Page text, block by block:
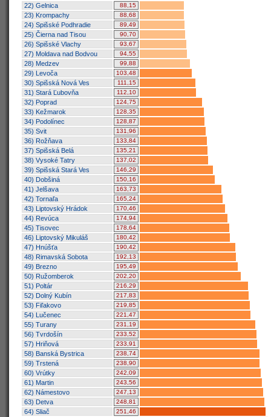
22) Gelnica 88,15
23) Krompachy 88,68
24) Spišské Podhradie 89,49
25) Čierna nad Tisou 90,70
26) Spišské Vlachy 93,67
27) Moldava nad Bodvou 94,55
28) Medzev 99,88
29) Levoča 103,48
30) Spišská Nová Ves 111,15
31) Stará Ľubovňa 112,10
32) Poprad 124,75
33) Kežmarok 128,35
34) Podolínec 128,87
35) Svit 131,96
36) Rožňava 133,84
37) Spišská Belá 135,21
38) Vysoké Tatry 137,02
39) Spišská Stará Ves 146,29
40) Dobšiná 150,16
41) Jelšava 163,73
42) Tornaľa 165,24
43) Liptovský Hrádok 170,46
44) Revúca 174,94
45) Tisovec 178,64
46) Liptovský Mikuláš 180,42
47) Hnúšťa 190,42
48) Rimavská Sobota 192,13
49) Brezno 195,49
50) Ružomberok 202,20
51) Poltár 216,29
52) Dolný Kubín 217,83
53) Fiľakovo 219,85
54) Lučenec 221,47
55) Turany 231,19
56) Tvrdošín 233,52
57) Hriňová 233,91
58) Banská Bystrica 238,74
59) Trstená 238,90
60) Vrútky 242,09
61) Martin 243,56
62) Námestovo 247,13
63) Detva 248,81
64) Sliač 251,46